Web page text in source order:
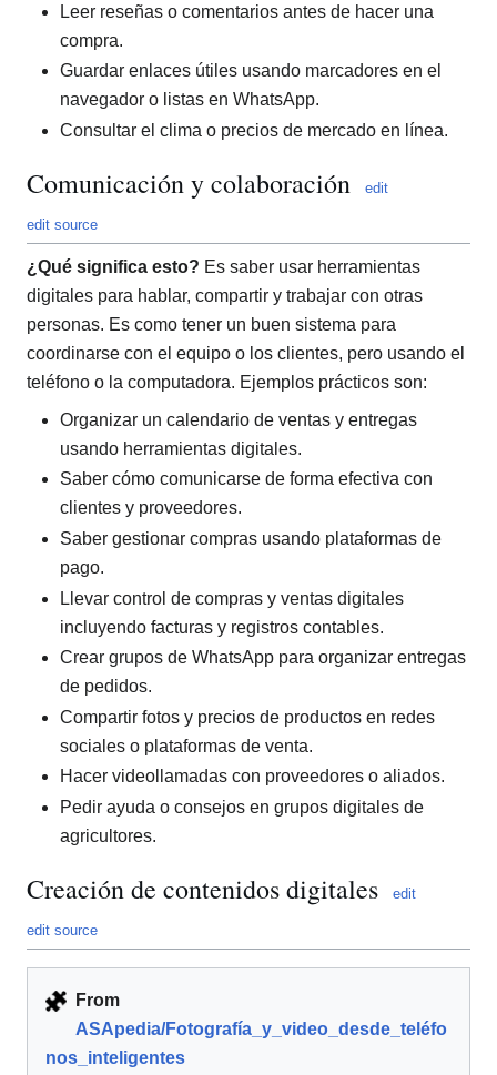
Leer reseñas o comentarios antes de hacer una
compra.
Guardar enlaces útiles usando marcadores en el
navegador o listas en WhatsApp.
Consultar el clima o precios de mercado en línea.
Comunicación y colaboración edit
edit source
¿Qué significa esto? Es saber usar herramientas
digitales para hablar, compartir y trabajar con otras
personas. Es como tener un buen sistema para
coordinarse con el equipo o los clientes, pero usando el
teléfono o la computadora. Ejemplos prácticos son:
Organizar un calendario de ventas y entregas
usando herramientas digitales.
Saber cómo comunicarse de forma efectiva con
clientes y proveedores.
Saber gestionar compras usando plataformas de
pago.
Llevar control de compras y ventas digitales
incluyendo facturas y registros contables.
Crear grupos de WhatsApp para organizar entregas
de pedidos.
Compartir fotos y precios de productos en redes
sociales o plataformas de venta.
Hacer videollamadas con proveedores o aliados.
Pedir ayuda o consejos en grupos digitales de
agricultores.
Creación de contenidos digitales edit
edit source
From
ASApedia/Fotografía_y_video_desde_teléfo
nos_inteligentes